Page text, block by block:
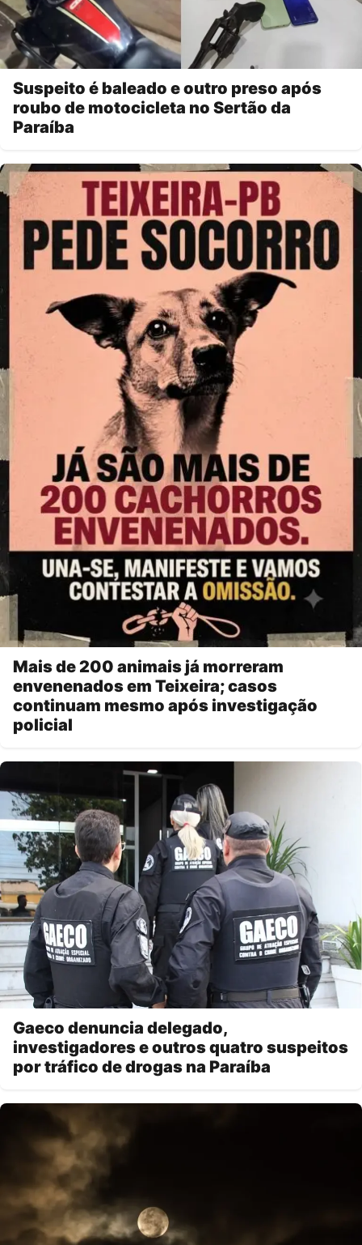
Suspeito é baleado e outro preso após
roubo de motocicleta no Sertão da
Paraíba
Mais de 200 animais já morreram
envenenados em Teixeira; casos
continuam mesmo após investigação
policial
Gaeco denuncia delegado,
investigadores e outros quatro suspeitos
por tráfico de drogas na Paraíba